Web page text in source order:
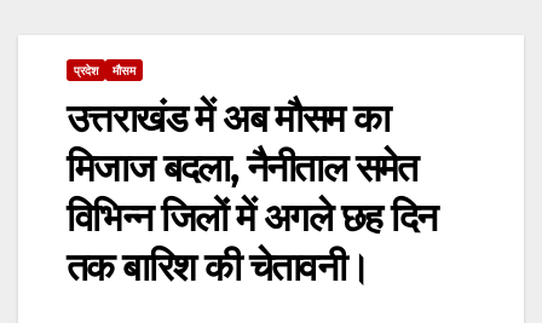
प्रदेश मौसम
उत्तराखंड में अब मौसम का
मिजाज बदला, नैनीताल समेत
विभिन्न जिलों में अगले छह दिन
तक बारिश की चेतावनी।